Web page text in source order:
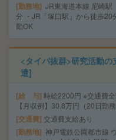
勤務地 JR東海道本線 尼崎駅
分 ・JR「塚口駅」から徒歩20
勤OK
<タイパ抜群>研究活動
遣]
給 与 時給2200円 ※交通費全
【月収例】30.8万円（20日勤
交通費 交通費支給あり
勤務地 神戸電鉄公園都市線